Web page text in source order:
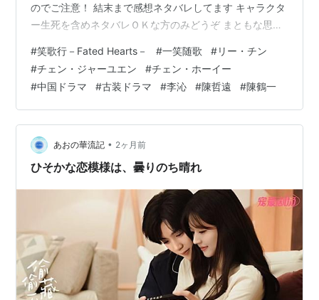
のでご注意！ 結末まで感想ネタバレしてます キャラクタ
ー生死を含めネタバレＯＫな方のみどうぞ まともな思考
欲と私怨丸出し。 随歌の暗殺を企んだ宰相は捕まりけっ
きょく死亡。 現皇后はちゃんと幽閉とかなんでしなかっ
たのか？ 逆恨みした皇后は陛下を殺害した。 やると思っ
たけど。 その後もこの女が自由にしてたのが信じられな
い。 好都合？(笑) しかもそこに飛…
#笑歌行－Fated Hearts－ #一笑随歌 #リー・チン
#チェン・ジャーユエン #チェン・ホーイー
#中国ドラマ #古装ドラマ #李沁 #陳哲遠 #陳鶴一
あおの華流記 • 2ヶ月前
ひそかな恋模様は、曇りのち晴れ